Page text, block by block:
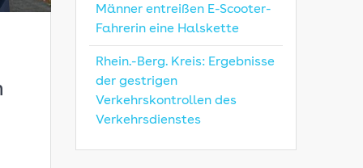
Männer entreißen E-Scooter-
Fahrerin eine Halskette
Rhein.-Berg. Kreis: Ergebnisse
der gestrigen
Verkehrskontrollen des
Verkehrsdienstes